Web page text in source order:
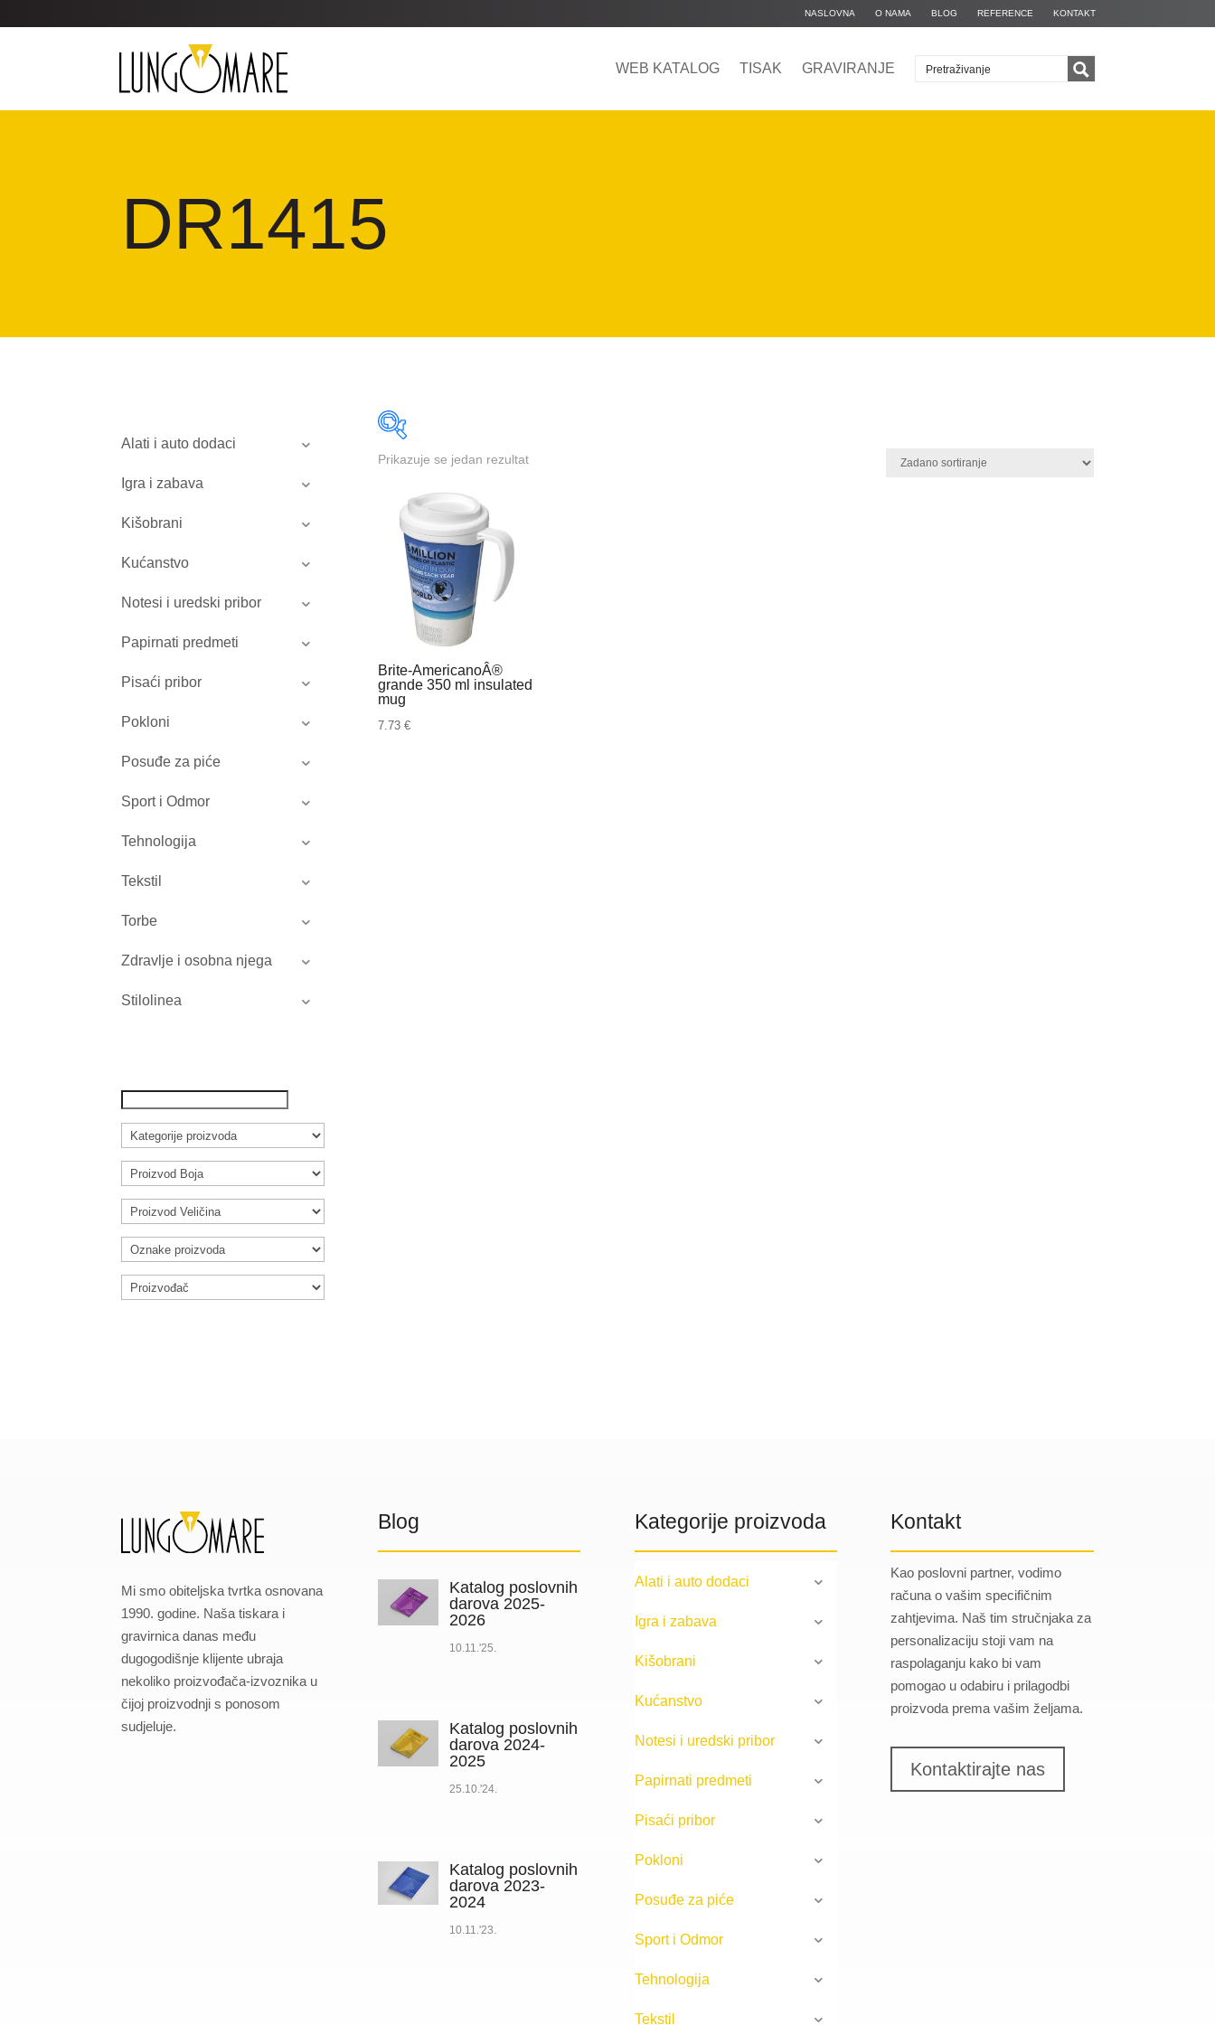
NASLOVNA O NAMA BLOG REFERENCE KONTAKT
WEB KATALOG TISAK GRAVIRANJE
DR1415
Alati i auto dodaci
Igra i zabava
Kišobrani
Kućanstvo
Notesi i uredski pribor
Papirnati predmeti
Pisaći pribor
Pokloni
Posuđe za piće
Sport i Odmor
Tehnologija
Tekstil
Torbe
Zdravlje i osobna njega
Stilolinea
Prikazuje se jedan rezultat
Brite-AmericanoÂ®
grande 350 ml insulated
mug
7.73 €
Mi smo obiteljska tvrtka osnovana
1990. godine. Naša tiskara i
gravirnica danas među
dugogodišnje klijente ubraja
nekoliko proizvođača-izvoznika u
čijoj proizvodnji s ponosom
sudjeluje.
Blog
Katalog poslovnih
darova 2025-
2026
10.11.'25.
Katalog poslovnih
darova 2024-
2025
25.10.'24.
Katalog poslovnih
darova 2023-
2024
10.11.'23.
Kategorije proizvoda
Alati i auto dodaci
Igra i zabava
Kišobrani
Kućanstvo
Notesi i uredski pribor
Papirnati predmeti
Pisaći pribor
Pokloni
Posuđe za piće
Sport i Odmor
Tehnologija
Tekstil
Kontakt
Kao poslovni partner, vodimo
računa o vašim specifičnim
zahtjevima. Naš tim stručnjaka za
personalizaciju stoji vam na
raspolaganju kako bi vam
pomogao u odabiru i prilagodbi
proizvoda prema vašim željama.
Kontaktirajte nas